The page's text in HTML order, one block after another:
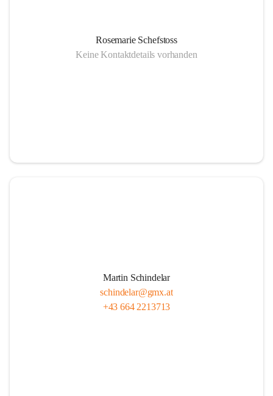
Rosemarie Schefstoss
Keine Kontaktdetails vorhanden
Martin Schindelar
schindelar@gmx.at
+43 664 2213713